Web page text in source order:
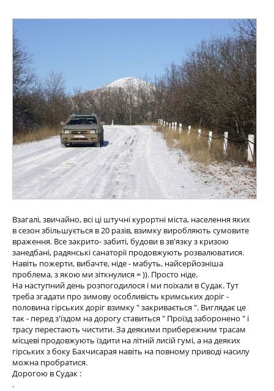
Взагалі, звичайно, всі ці штучні курортні міста, населення яких
в сезон збільшується в 20 разів, взимку виробляють сумовите
враження. Все закрито- забиті, будови в зв'язку з кризою
занедбані, радянські санаторії продовжують розвалюватися.
Навіть пожерти, вибачте, ніде - мабуть, найсерйозніша
проблема, з якою ми зіткнулися = )). Просто ніде.
На наступний день розпогодилося і ми поїхали в Судак. Тут
треба згадати про зимову особливість кримських доріг -
половина гірських доріг взимку " закривається ". Виглядає це
так - перед з'їздом на дорогу ставиться " Проїзд заборонено " і
трасу перестають чистити. За деякими прибережним трасам
місцеві продовжують їздити на літній лисій гумі, а на деяких
гірських з боку Бахчисарая навіть на повному приводі насилу
можна пробратися.
Дорогою в Судак :
.